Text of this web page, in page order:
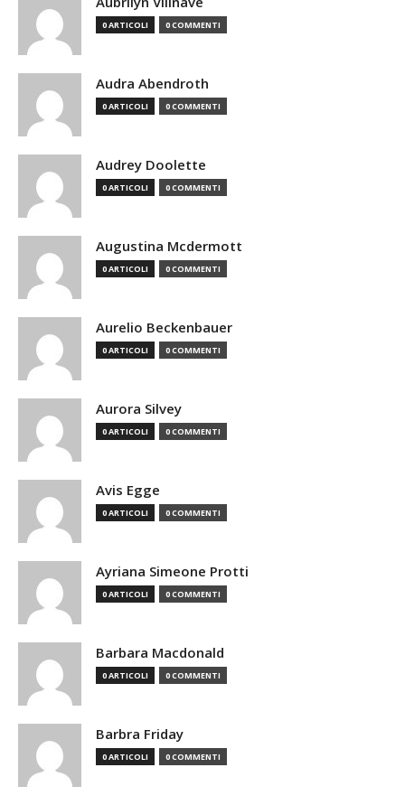
0 ARTICOLI 0 COMMENTI
Audra Abendroth
0 ARTICOLI 0 COMMENTI
Audrey Doolette
0 ARTICOLI 0 COMMENTI
Augustina Mcdermott
0 ARTICOLI 0 COMMENTI
Aurelio Beckenbauer
0 ARTICOLI 0 COMMENTI
Aurora Silvey
0 ARTICOLI 0 COMMENTI
Avis Egge
0 ARTICOLI 0 COMMENTI
Ayriana Simeone Protti
0 ARTICOLI 0 COMMENTI
Barbara Macdonald
0 ARTICOLI 0 COMMENTI
Barbra Friday
0 ARTICOLI 0 COMMENTI